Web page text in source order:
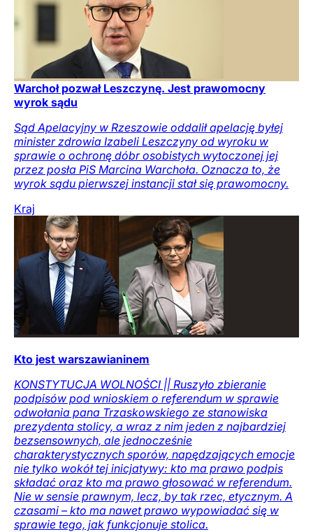
Warchoł pozwał Leszczynę. Jest prawomocny
wyrok sądu
Sąd Apelacyjny w Rzeszowie oddalił apelację byłej
minister zdrowia Izabeli Leszczyny od wyroku w
sprawie o ochronę dóbr osobistych wytoczonej jej
przez posła PiS Marcina Warchoła. Oznacza to, że
wyrok sądu pierwszej instancji stał się prawomocny.
Kraj
Kto jest warszawianinem
KONSTYTUCJA WOLNOŚCI || Ruszyło zbieranie
podpisów pod wnioskiem o referendum w sprawie
odwołania pana Trzaskowskiego ze stanowiska
prezydenta stolicy, a wraz z nim jeden z najbardziej
bezsensownych, ale jednocześnie
charakterystycznych sporów, napędzających emocje
nie tylko wokół tej inicjatywy: kto ma prawo podpis
składać oraz kto ma prawo głosować w referendum.
Nie w sensie prawnym, lecz, by tak rzec, etycznym. A
czasami – kto ma nawet prawo wypowiadać się w
sprawie tego, jak funkcjonuje stolica.